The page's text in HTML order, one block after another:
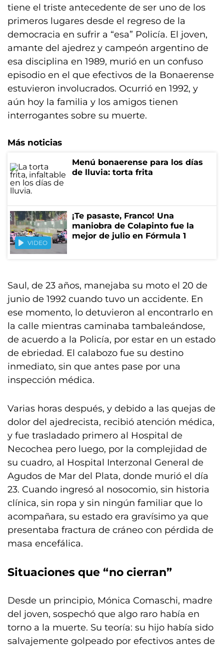
tiene el triste antecedente de ser uno de los
primeros lugares desde el regreso de la
democracia en sufrir a “esa” Policía. El joven,
amante del ajedrez y campeón argentino de
esa disciplina en 1989, murió en un confuso
episodio en el que efectivos de la Bonaerense
estuvieron involucrados. Ocurrió en 1992, y
aún hoy la familia y los amigos tienen
interrogantes sobre su muerte.
Más noticias
Menú bonaerense para los días
de lluvia: torta frita
VIDEO
¡Te pasaste, Franco! Una
maniobra de Colapinto fue la
mejor de julio en Fórmula 1
Saul, de 23 años, manejaba su moto el 20 de
junio de 1992 cuando tuvo un accidente. En
ese momento, lo detuvieron al encontrarlo en
la calle mientras caminaba tambaleándose,
de acuerdo a la Policía, por estar en un estado
de ebriedad. El calabozo fue su destino
inmediato, sin que antes pase por una
inspección médica.
Varias horas después, y debido a las quejas de
dolor del ajedrecista, recibió atención médica,
y fue trasladado primero al Hospital de
Necochea pero luego, por la complejidad de
su cuadro, al Hospital Interzonal General de
Agudos de Mar del Plata, donde murió el día
23. Cuando ingresó al nosocomio, sin historia
clínica, sin ropa y sin ningún familiar que lo
acompañara, su estado era gravísimo ya que
presentaba fractura de cráneo con pérdida de
masa encefálica.
Situaciones que “no cierran”
Desde un principio, Mónica Comaschi, madre
del joven, sospechó que algo raro había en
torno a la muerte. Su teoría: su hijo había sido
salvajemente golpeado por efectivos antes de